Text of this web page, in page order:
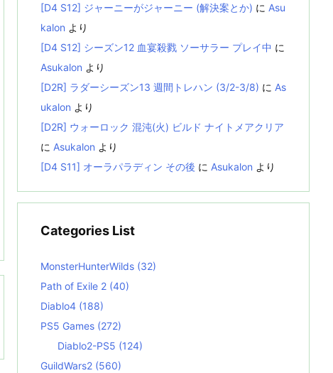
[D4 S12] ジャーニーがジャーニー (解決案とか) に Asu
kalon より
[D4 S12] シーズン12 血宴殺戮 ソーサラー プレイ中 に
Asukalon より
[D2R] ラダーシーズン13 週間トレハン (3/2-3/8) に As
ukalon より
[D2R] ウォーロック 混沌(火) ビルド ナイトメアクリア
に Asukalon より
[D4 S11] オーラパラディン その後 に Asukalon より
Categories List
MonsterHunterWilds (32)
Path of Exile 2 (40)
Diablo4 (188)
PS5 Games (272)
Diablo2-PS5 (124)
GuildWars2 (560)